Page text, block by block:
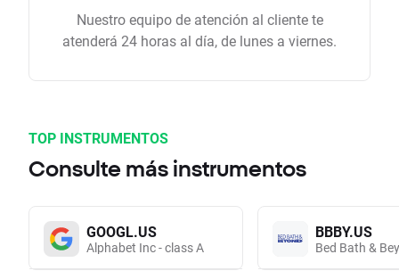
Nuestro equipo de atención al cliente te
atenderá 24 horas al día, de lunes a viernes.
TOP INSTRUMENTOS
Consulte más instrumentos
GOOGL.US
Alphabet Inc - class A
BBBY.US
Bed Bath &